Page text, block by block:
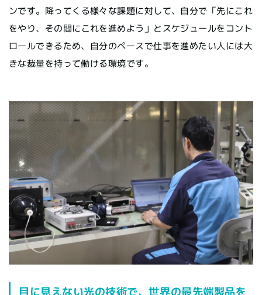
ンです。降ってくる様々な課題に対して、自分で「先にこれ
をやり、その間にこれを進めよう」とスケジュールをコント
ロールできるため、自分のペースで仕事を進めたい人には大
きな裁量を持って働ける環境です。
目に見えない光の技術で、世界の最先端製品を